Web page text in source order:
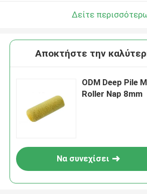
Δείτε
Αποκτήστε την
ODM Deep Pile
Roller Nap 8mm
Να συνεχίσει